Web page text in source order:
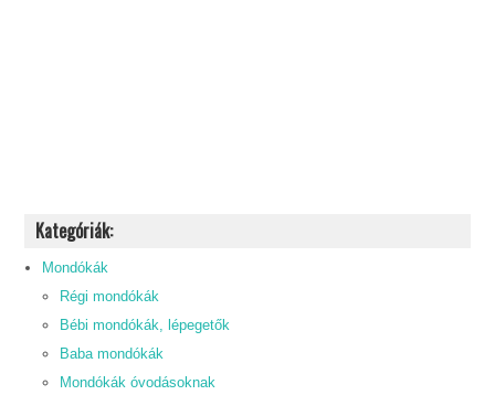
Kategóriák:
Mondókák
Régi mondókák
Bébi mondókák, lépegetők
Baba mondókák
Mondókák óvodásoknak